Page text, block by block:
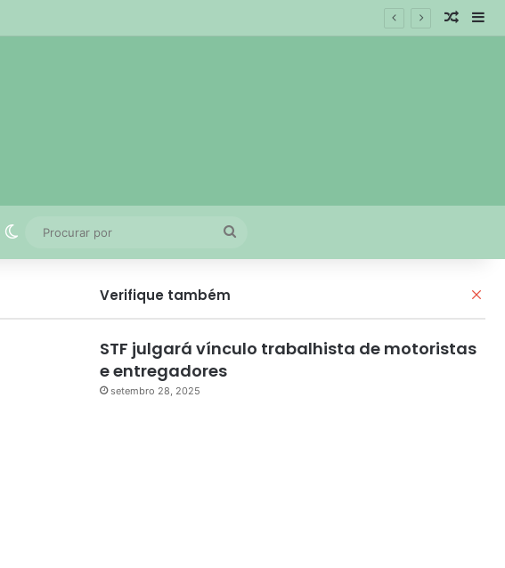
Artigo
Switch skin
por
Verifique também
STF julgará vínculo trabalhista de motoristas
e entregadores
setembro 28, 2025